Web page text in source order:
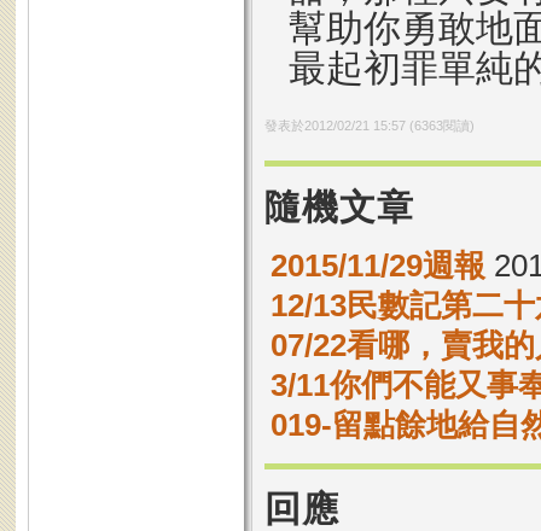
幫助你勇敢地
最起初罪單純
發表於2012/02/21 15:57(6363閱讀)
隨機文章
2015/11/29週報
12/13民數記第二
07/22看哪，賣我
3/11你們不能又事
019-留點餘地給自
回應